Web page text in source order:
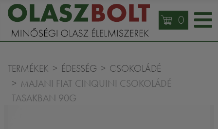
0
TERMÉKEK ÉDESSÉG CSOKOLÁDÉ
MAJANI FIAT CINQUINI CSOKOLÁDÉ
TASAKBAN 90G